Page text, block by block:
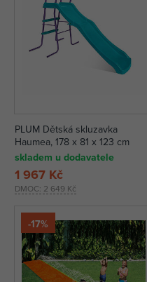
PLUM Dětská skluzavka
Haumea, 178 x 81 x 123 cm
skladem u dodavatele
DMOC: 2 649 Kč
1 967 Kč
-17%